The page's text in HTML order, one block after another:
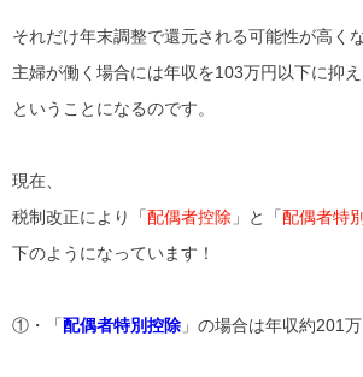
それだけ年末調整で還元される可能性が高く
主婦が働く場合には年収を103万円以下に抑え
ということになるのです。
現在、
税制改正により「配偶者控除 」と「配偶者特
下のようになっています！
①・「配偶者特別控除 」の場合は年収約201